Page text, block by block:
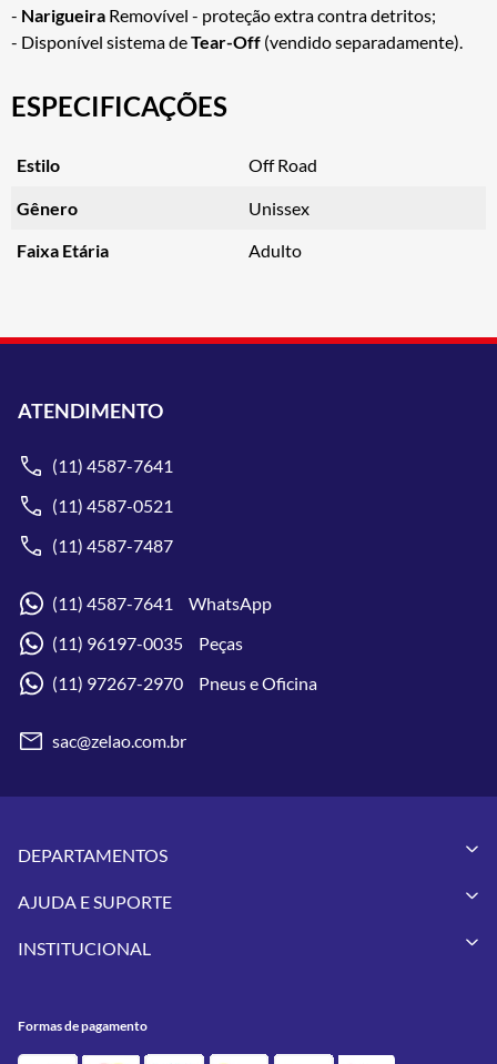
- Narigueira Removível - proteção extra contra detritos;
- Disponível sistema deTear-Off (vendido separadamente).
ESPECIFICAÇÕES
Estilo Off Road
Gênero Unissex
Faixa Etária Adulto
ATENDIMENTO
(11) 4587-7641
(11) 4587-0521
(11) 4587-7487
(11) 4587-7641 WhatsApp
(11) 96197-0035 Peças
(11) 97267-2970 Pneus e Oficina
sac@zelao.com.br
DEPARTAMENTOS
Vestuários
Pneus
Utilidades
AJUDA E SUPORTE
Meus Pedidos
INSTITUCIONAL
Contato
Formas de pagamento